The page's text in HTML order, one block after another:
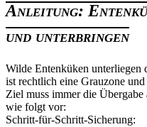
Anleitung:
und unterbringen
Wilde Entenküken unterliegen
ist rechtlich eine Grauzone
Ziel muss immer die
wie folgt vor:
Schritt-für-Schritt-Sicherung: